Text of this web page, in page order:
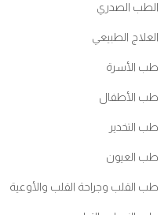
الطب الصدري
العلاج الطبيعي
طب الأسرة
طب الأطفال
طب التخدير
طب العيون
طب القلب وجراحة القلب والأوعية